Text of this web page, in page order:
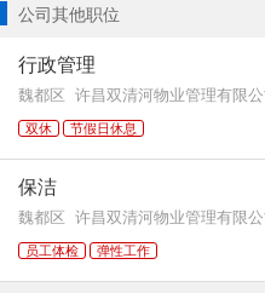
公司其他职位
行政管理
魏都区 许昌双清河物业管理有限公
双休 节假日休息
保洁
魏都区 许昌双清河物业管理有限公
员工体检 弹性工作